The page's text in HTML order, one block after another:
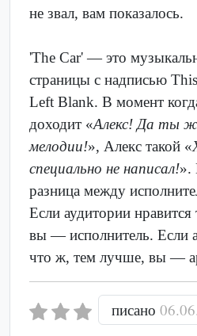
не звал, вам показалось.
'The Car' — это
страницы с надписью
Left Blank. В момент
доходит «Алекс! Да ты ж
мелодии!», Алекс такой «
специально не написал!».
разница между
Если аудитории нравится
вы — исполнитель. Если
что ж, тем лучше, вы —
писано